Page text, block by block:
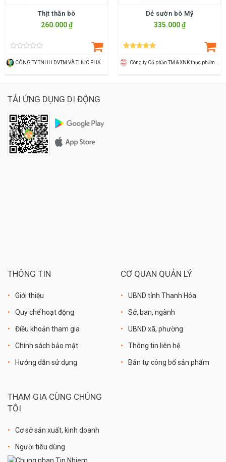
Thịt thăn bò
260.000 ₫
Dẻ sườn bò Mỹ
335.000 ₫
TẢI ỨNG DỤNG DI ĐỘNG
THÔNG TIN
Giới thiệu
Quy chế hoạt động
Điều khoản tham gia
Chính sách bảo mật
Hướng dẫn sử dụng
CƠ QUAN QUẢN LÝ
UBND tỉnh Thanh Hóa
Sở, ban, ngành
UBND xã, phường
Thông tin liên hệ
Bản tự công bố sản phẩm
THAM GIA CÙNG CHÚNG
TÔI
Cơ sở sản xuất, kinh doanh
Người tiêu dùng